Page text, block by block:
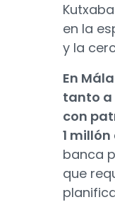
en la
y la
En
tanto a
con
1
banca
que